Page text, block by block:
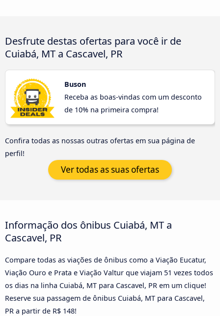
Desfrute destas ofertas para você ir de
Cuiabá, MT a Cascavel, PR
Buson
Receba as boas-vindas com um desconto
de 10% na primeira compra!
Confira todas as nossas outras ofertas em sua página de
perfil!
Ver todas as suas ofertas
Informação dos ônibus Cuiabá, MT a
Cascavel, PR
Compare todas as viações de ônibus como a Viação Eucatur,
Viação Ouro e Prata e Viação Valtur que viajam 51 vezes todos
os dias na linha Cuiabá, MT para Cascavel, PR em um clique!
Reserve sua passagem de ônibus Cuiabá, MT para Cascavel,
PR a partir de R$ 148!